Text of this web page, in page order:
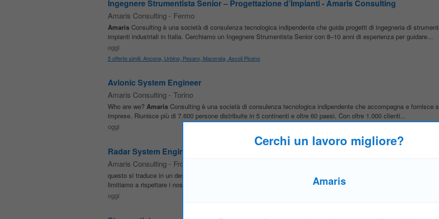
Ingegnere Strumentista Senior – Progettazione d’Impianti - Amaris Consulting
Amaris Consulting - Fermo
AmarisConsulting è una società di consulenza tecnologica indipendente che guida progetti di ingegneria di
impianti industriali in Italia. Cerchiamo un Ingegnere Strumentista Senior con 8–10 anni di esperienza per guidare...
oggi
5 offerte simili: Ancona, Urbino, Pesaro, Macerata, Ascoli Piceno
Avionic System Engineer
Amaris Consulting - Torino
Who are we? AmarisConsulting è una società di consulenza tecnologica indipendente che accompagna e fornisce
imprese. Riunisce più di 7.600 persone distribuite in 5 continenti e oltre 60 paesi. Con oltre 1.000 clienti...
oggi
Radar System Engineer
Amaris Consulting - Frosinone
questo si traduce in un desiderio costante di andare avanti e non smettere mai di chiedere di più a noi stessi.
limitiamo a rispettare i nostri impegni e lavoriamo duramente per ottenere grandi risultati. Independence:
oggi
Cerchi un lavoro migliore?
Amaris